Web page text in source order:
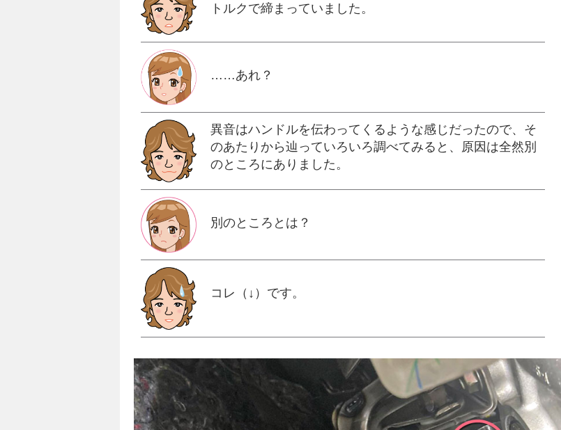
トルクで締まっていました。
……あれ？
異音はハンドルを伝わってくるような感じだったので、そ
のあたりから辿っていろいろ調べてみると、原因は全然別
のところにありました。
別のところとは？
コレ（↓）です。